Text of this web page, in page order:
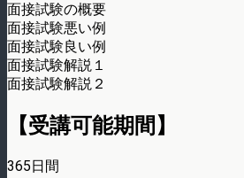
面接試験の概要
面接試験悪い例
面接試験良い例
面接試験解説１
面接試験解説２
【受講可能期間】
365日間